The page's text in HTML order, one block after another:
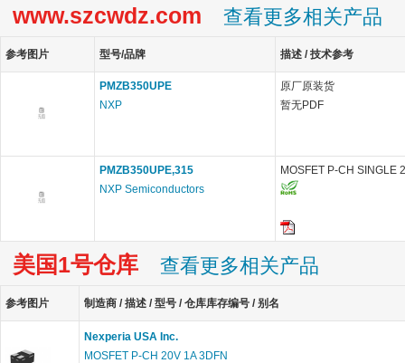
www.szcwdz.com 查看更多相关产品
参考图片 型号/品牌 描述 / 技术参考
PMZB350UPE
NXP
原厂原装货
暂无PDF
PMZB350UPE,315
NXP Semiconductors
MOSFET P-CH SINGLE
美国1号仓库 查看更多相关产品
参考图片 制造商 / 描述 / 型号 / 仓库库存编号 / 别名
Nexperia USA Inc.
MOSFET P-CH 20V 1A 3DFN